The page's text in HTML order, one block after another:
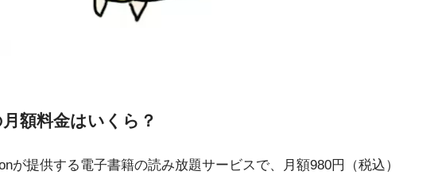
額料金はいくら？
が提供する電子書籍の読み放題サービスで、月額980円（税込）